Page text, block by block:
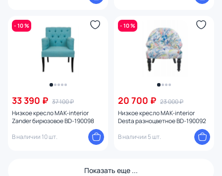
- 10 %
33 390 ₽ 37 100 ₽
Низкое кресло MAK-interior
Zander бирюзовое BD-190098
В наличии 10 шт.
- 10 %
20 700 ₽ 23 000 ₽
Низкое кресло MAK-interior
Desta разноцветное BD-190092
В наличии 5 шт.
Показать еще ...